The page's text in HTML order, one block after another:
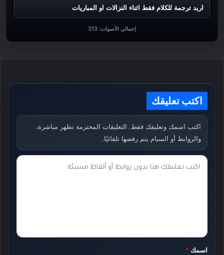
اريد ترجمة للكلام فقط اثناء النزالات او المباريات
إجمالي الأصوات: 313
اكتب تعليقك
اكتب اسمك وتعليقك فقط. التعليقات المحترمة تظهر مباشرة،
والروابط أو السبام يتم رفضها تلقائيًا.
ت
ك
*
اسمك *